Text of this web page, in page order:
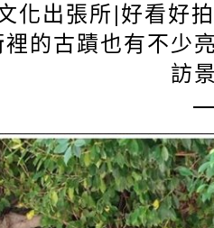
化出張所|好看好
的古蹟也有不少
訪